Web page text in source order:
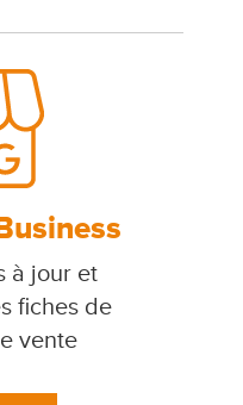
à jour et
fiches de
vente